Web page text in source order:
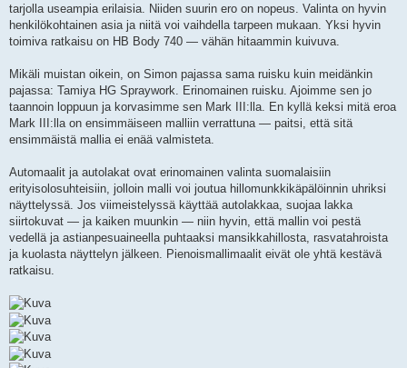
tarjolla useampia erilaisia. Niiden suurin ero on nopeus. Valinta on hyvin
henkilökohtainen asia ja niitä voi vaihdella tarpeen mukaan. Yksi hyvin
toimiva ratkaisu on HB Body 740 — vähän hitaammin kuivuva.
Mikäli muistan oikein, on Simon pajassa sama ruisku kuin meidänkin
pajassa: Tamiya HG Spraywork. Erinomainen ruisku. Ajoimme sen jo
taannoin loppuun ja korvasimme sen Mark III:lla. En kyllä keksi mitä eroa
Mark III:lla on ensimmäiseen malliin verrattuna — paitsi, että sitä
ensimmäistä mallia ei enää valmisteta.
Automaalit ja autolakat ovat erinomainen valinta suomalaisiin
erityisolosuhteisiin, jolloin malli voi joutua hillomunkkikäpälöinnin uhriksi
näyttelyssä. Jos viimeistelyssä käyttää autolakkaa, suojaa lakka
siirtokuvat — ja kaiken muunkin — niin hyvin, että mallin voi pestä
vedellä ja astianpesuaineella puhtaaksi mansikkahillosta, rasvatahroista
ja kuolasta näyttelyn jälkeen. Pienoismallimaalit eivät ole yhtä kestävä
ratkaisu.